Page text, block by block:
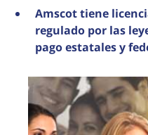
Amscot tiene
regulado por las
pago estatales y